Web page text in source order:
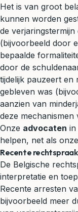
Het is van groot
kunnen worden
de
(bijvoorbeeld door
bepaalde
door de
tijdelijk pauzeert
gebleven was
aanzien van
deze mechanismen
Onze advocaten in
helpen, net als
Recente rechtspraak
De Belgische
interpretatie en
Recente arresten
bijvoorbeeld meer